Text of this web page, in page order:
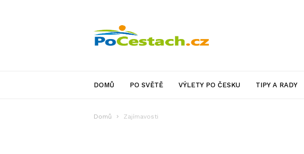
DOMŮ PO SVĚTĚ VÝLETY PO ČESKU TIPY A RADY
Domů Zajímavosti